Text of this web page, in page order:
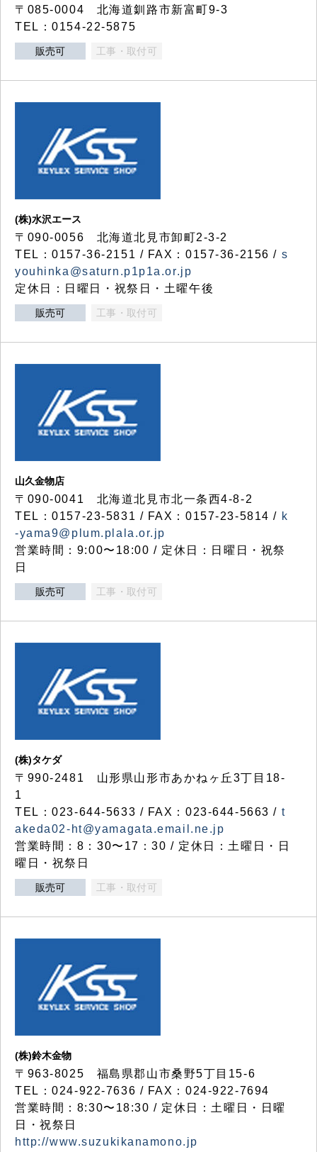
〒085-0004 北海道釧路市新富町9-3
TEL：0154-22-5875
販売可 工事・取付可
(株)水沢エース
〒090-0056 北海道北見市卸町2-3-2
TEL：0157-36-2151 / FAX：0157-36-2156 / s
youhinka@saturn.p1p1a.or.jp
定休日：日曜日・祝祭日・土曜午後
販売可 工事・取付可
山久金物店
〒090-0041 北海道北見市北一条西4-8-2
TEL：0157-23-5831 / FAX：0157-23-5814 / k
-yama9@plum.plala.or.jp
営業時間：9:00〜18:00 / 定休日：日曜日・祝祭
日
販売可 工事・取付可
(株)タケダ
〒990-2481 山形県山形市あかねヶ丘3丁目18-
1
TEL：023-644-5633 / FAX：023-644-5663 / t
akeda02-ht@yamagata.email.ne.jp
営業時間：8：30〜17：30 / 定休日：土曜日・日
曜日・祝祭日
販売可 工事・取付可
(株)鈴木金物
〒963-8025 福島県郡山市桑野5丁目15-6
TEL：024-922-7636 / FAX：024-922-7694
営業時間：8:30〜18:30 / 定休日：土曜日・日曜
日・祝祭日
http://www.suzukikanamono.jp